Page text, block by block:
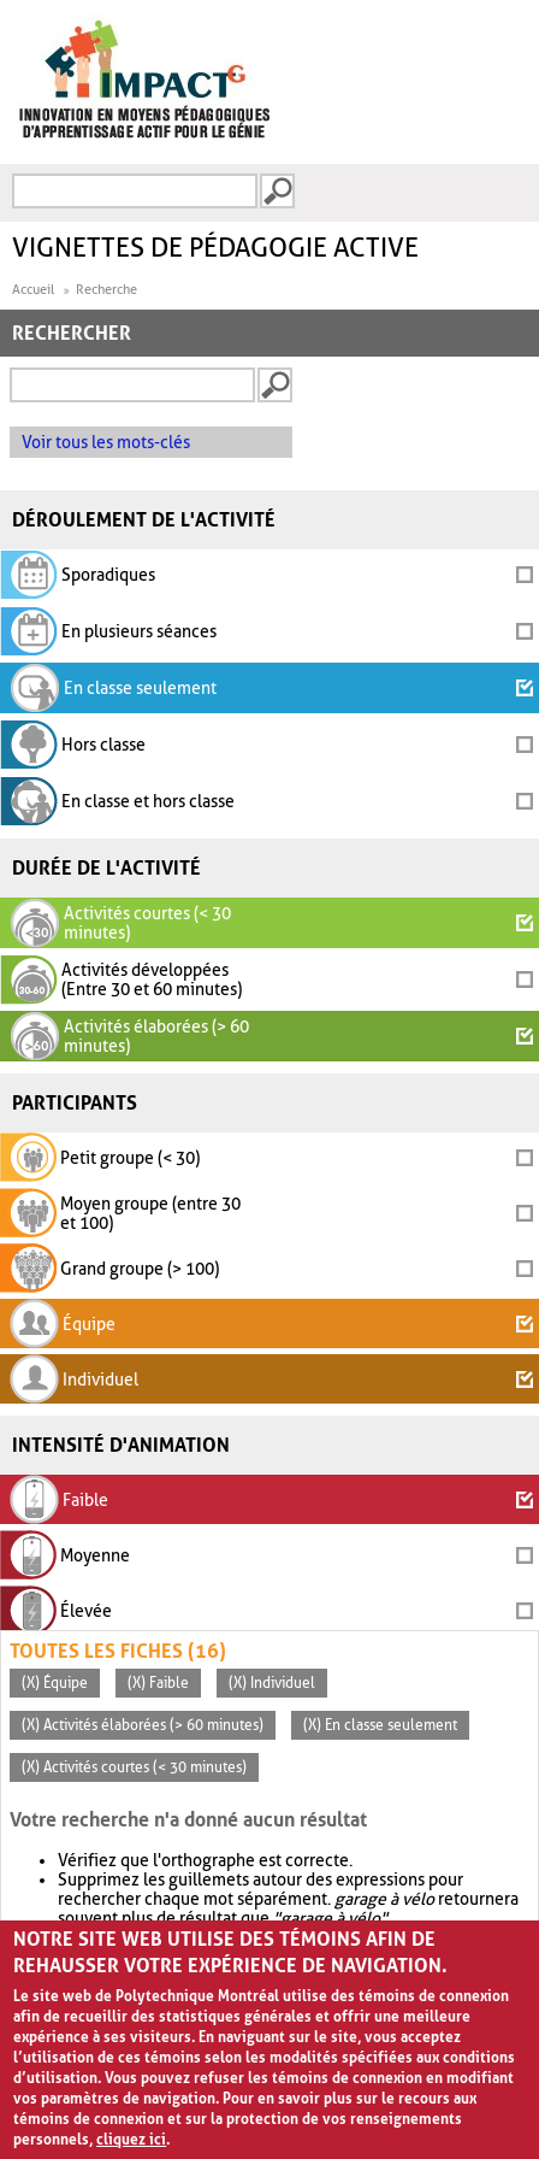
FORMULAIRE DE
VIGNETTES DE PÉDAGOGIE ACTIVE
Accueil Recherche
RECHERCHER
Voir tous les mots-clés
DÉROULEMENT DE L'ACTIVITÉ
Sporadiques
En plusieurs séances
En classe seulement
Hors classe
En classe et hors classe
DURÉE DE L'ACTIVITÉ
Activités courtes (< 30
minutes)
Activités développées
(Entre 30 et 60 minutes)
Activités élaborées (> 60
minutes)
PARTICIPANTS
Petit groupe (< 30)
Moyen groupe (entre 30
et 100)
Grand groupe (> 100)
Équipe
Individuel
INTENSITÉ D'ANIMATION
Faible
Moyenne
Élevée
TOUTES LES FICHES (16)
(X) Équipe (X) Faible (X) Individuel
(X) Activités élaborées (> 60 minutes) (X) En classe seulement
(X) Activités courtes (< 30 minutes)
Votre recherche n'a donné aucun résultat
Vérifiez que l'orthographe est correcte.
Supprimez les guillemets autour des expressions pour
rechercher chaque mot séparément. garage à véloretournera
souvent plus de résultat que"garage à vélo".
Envisagez d'élargir votre recherche avec OR.garage OR vélo
retournera souvent plus de résultat quegarage à vélo
NOTRE SITE WEB UTILISE DES TÉMOINS AFIN DE
REHAUSSER VOTRE EXPÉRIENCE DE NAVIGATION.
Le site web de Polytechnique Montréal utilise des témoins de connexion
afin de recueillir des statistiques générales et offrir une meilleure
expérience à ses visiteurs. En naviguant sur le site, vous acceptez
l’utilisation de ces témoins selon les modalités spécifiées aux conditions
d’utilisation. Vous pouvez refuser les témoins de connexion en modifiant
vos paramètres de navigation. Pour en savoir plus sur le recours aux
témoins de connexion et sur la protection de vos renseignements
personnels,cliquez ici.